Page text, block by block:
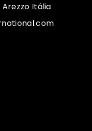
Arezzo Itália